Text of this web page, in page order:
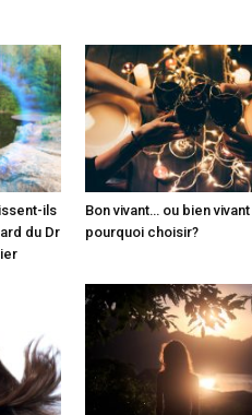
ils
du Dr
Bon vivant… ou bien vivant
pourquoi choisir?